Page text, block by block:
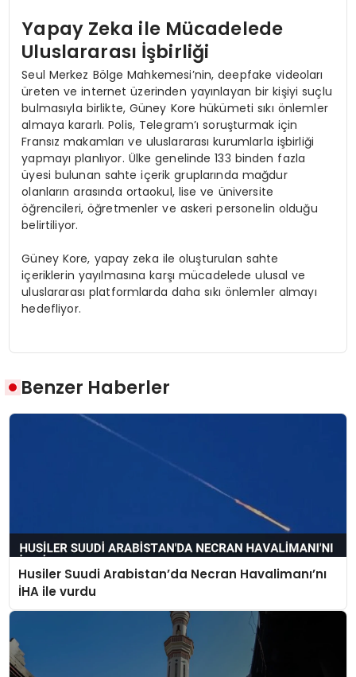
Yapay Zeka ile Mücadelede
Uluslararası İşbirliği
Seul Merkez Bölge Mahkemesi’nin, deepfake videoları
üreten ve internet üzerinden yayınlayan bir kişiyi suçlu
bulmasıyla birlikte, Güney Kore hükümeti sıkı önlemler
almaya kararlı. Polis, Telegram’ı soruşturmak için
Fransız makamları ve uluslararası kurumlarla işbirliği
yapmayı planlıyor. Ülke genelinde 133 binden fazla
üyesi bulunan sahte içerik gruplarında mağdur
olanların arasında ortaokul, lise ve üniversite
öğrencileri, öğretmenler ve askeri personelin olduğu
belirtiliyor.
Güney Kore, yapay zeka ile oluşturulan sahte
içeriklerin yayılmasına karşı mücadelede ulusal ve
uluslararası platformlarda daha sıkı önlemler almayı
hedefliyor.
Benzer Haberler
Husiler Suudi Arabistan’da Necran Havalimanı’nı
İHA ile vurdu